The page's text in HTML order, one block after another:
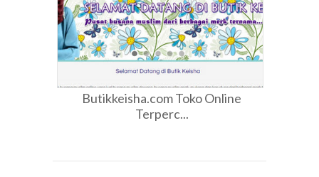
Butikkeisha.com Toko Online
Terperc...